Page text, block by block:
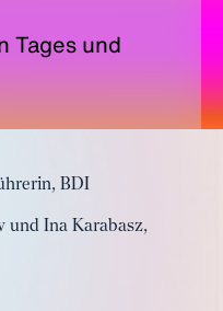
Tages und
BDI
und Ina Karabasz,